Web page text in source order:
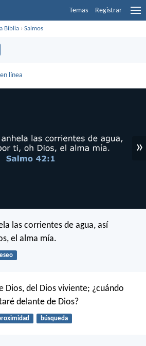
Temas Registrar
Biblia ›Salmos
en línea
»
las corrientes de agua, así
el alma mía.
Dios, del Dios viviente; ¿cuándo
delante de Dios?
búsqueda